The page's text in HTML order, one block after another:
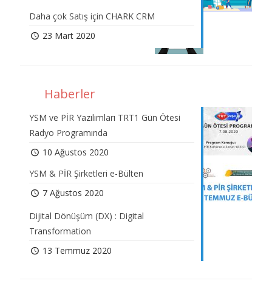
Daha çok Satış için CHARK CRM
23 Mart 2020
Haberler
YSM ve PİR Yazılımları TRT1 Gün Ötesi
Radyo Programında
10 Ağustos 2020
YSM & PİR Şirketleri e-Bülten
7 Ağustos 2020
Dijital Dönüşüm (DX) : Digital
Transformation
13 Temmuz 2020